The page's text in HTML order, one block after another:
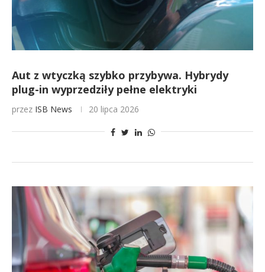
Aut z wtyczką szybko przybywa. Hybrydy
plug-in wyprzedziły pełne elektryki
przez ISB News 20 lipca 2026